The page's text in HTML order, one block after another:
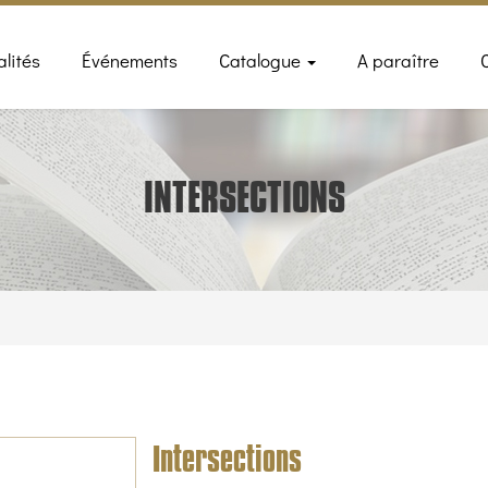
Événements Catalogue A paraître
INTERSECTIONS
Intersections